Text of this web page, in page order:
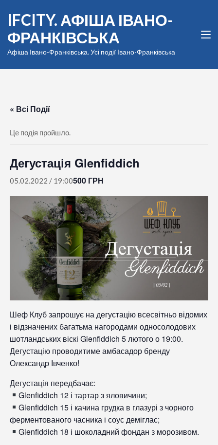
вмісту
(натисніть
Enter)
IFCITY. АФІША ІВАНО-
ФРАНКІВСЬКА
Афіша Івано-Франківська. Усі події Івано-Франківська
« Всі Події
Це подія пройшло.
Дегустація Glenfiddich
05.02.2022 / 19:00500 ГРН
Шеф Клуб запрошує на дегустацію всесвітньо відомих
і відзначених багатьма нагородами односолодових
шотландських віскі Glenfiddich 5 лютого о 19:00.
Дегустацію проводитиме амбасадор бренду
Олександр Івченко!
Дегустація передбачає:
Glenfiddich 12 і тартар з яловичини;
Glenfiddich 15 і качина грудка в глазурі з чорного
ферментованого часника і соус деміглас;
Glenfiddich 18 і шоколадний фондан з морозивом.